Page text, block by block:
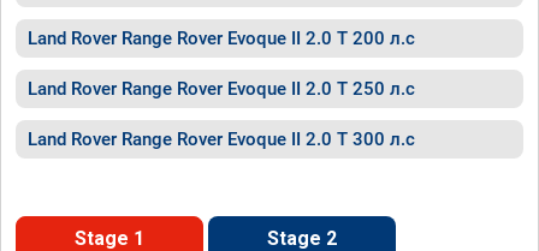
Land Rover Range Rover Evoque II 2.0 T 200 л.с
Land Rover Range Rover Evoque II 2.0 T 250 л.с
Land Rover Range Rover Evoque II 2.0 T 300 л.с
Stage 1 Stage 2